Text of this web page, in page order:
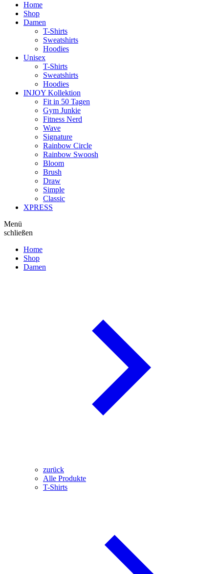
Home
Shop
Damen
T-Shirts
Sweatshirts
Hoodies
Unisex
T-Shirts
Sweatshirts
Hoodies
INJOY Kollektion
Fit in 50 Tagen
Gym Junkie
Fitness Nerd
Wave
Signature
Rainbow Circle
Rainbow Swoosh
Bloom
Brush
Draw
Simple
Classic
XPRESS
Menü
schließen
Home
Shop
Damen
zurück
Alle Produkte
T-Shirts